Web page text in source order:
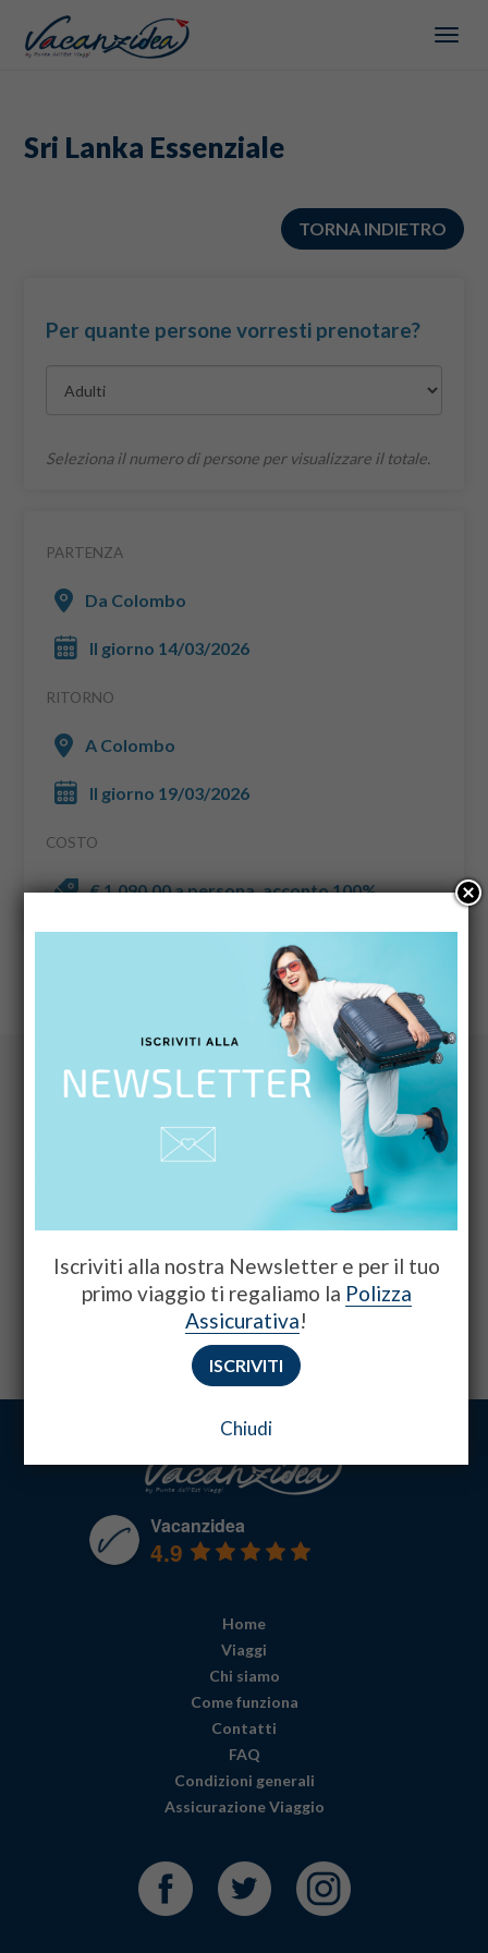
Sri Lanka Essenziale
TORNA INDIETRO
Per quante persone vorresti prenotare?
Seleziona il numero di persone per visualizzare il totale.
PARTENZA
Da Colombo
Il giorno 14/03/2026
RITORNO
A Colombo
Il giorno 19/03/2026
COSTO
€ 1.090,00 a persona, acconto 100%
Hai bisogno di informazioni o
proposte personalizzate?
Consulta le domande frequenti
Scrivici via email, WhatsApp o Messenger
Vacanzidea
4.9
lascia una recensione su
Home
Viaggi
Chi siamo
Come funziona
Contatti
FAQ
Condizioni generali
Assicurazione Viaggio
Iscriviti alla nostra Newsletter e per il tuo
primo viaggio ti regaliamo la Polizza
Assicurativa!
ISCRIVITI
Chiudi